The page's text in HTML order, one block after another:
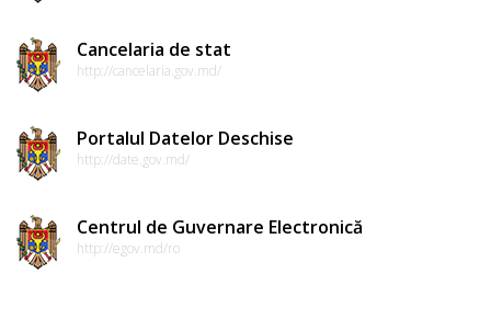
Cancelaria de stat
http://cancelaria.gov.md/
Portalul Datelor Deschise
http://date.gov.md/
Centrul de Guvernare Electronică
http://egov.md/ro